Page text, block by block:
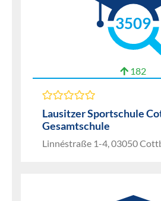
3509
182
Lausitzer Sportschule
Gesamtschule
Linnéstraße 1-4, 03050